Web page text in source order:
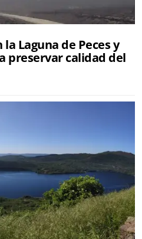
Laguna de Peces y
preservar calidad del